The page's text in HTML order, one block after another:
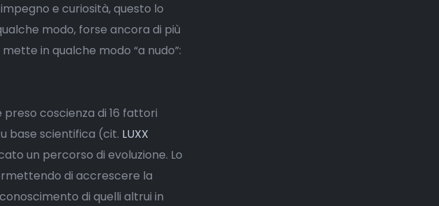
e curiosità, questo lo
modo, forse ancora di più
in qualche modo “a nudo”:
coscienza di 16 fattori
base scientifica (cit. LUXX
un percorso di evoluzione. Lo
di accrescere la
di quelli altrui in